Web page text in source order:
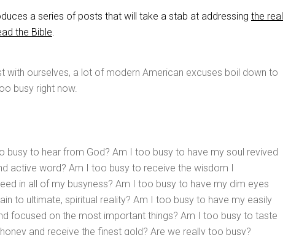
a series of posts that will take a stab at addressing the real
the Bible.
with ourselves, a lot of modern American excuses boil down to
busy right now.
busy to hear from God? Am I too busy to have my soul revived
active word? Am I too busy to receive the wisdom I
in all of my busyness? Am I too busy to have my dim eyes
to ultimate, spiritual reality? Am I too busy to have my easily
focused on the most important things? Am I too busy to taste
and receive the finest gold? Are we really too busy?